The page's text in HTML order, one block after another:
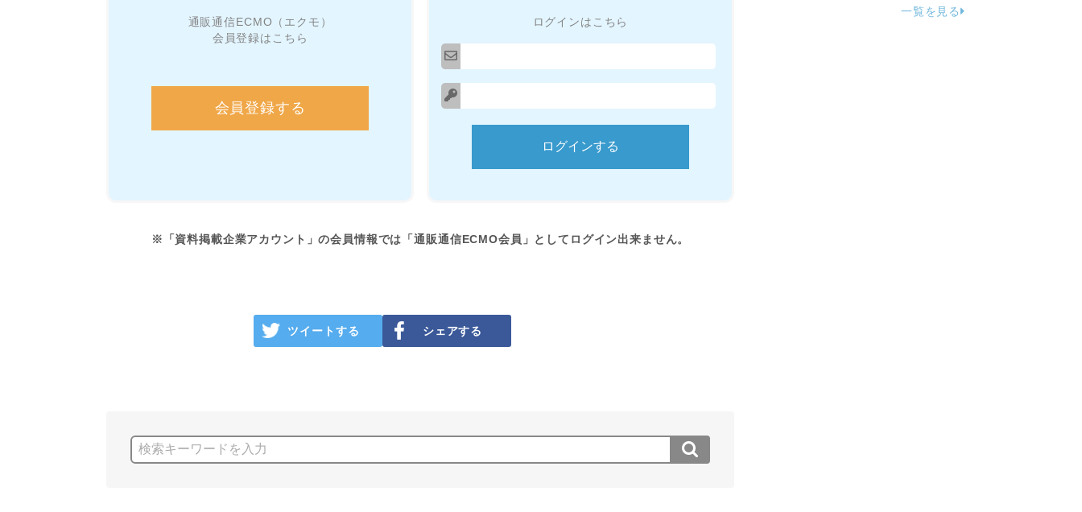
通販通信ECMO（エクモ）
会員登録はこちら
会員登録する
ログインはこちら
※「資料掲載企業アカウント」の会員情報では「通販通信ECMO会員」としてログイン出来ません。
ツイートする シェアする
一覧を見る